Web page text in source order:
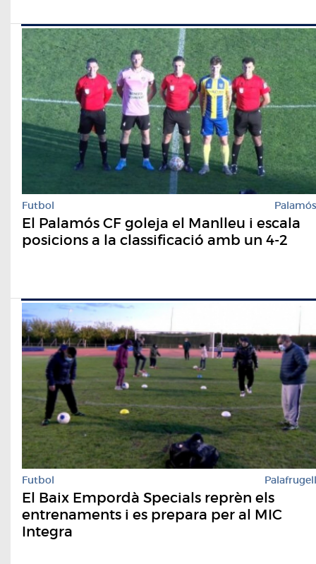
Futbol Palamós
El Palamós CF goleja el Manlleu i escala
posicions a la classificació amb un 4-2
Futbol Palafrugell
El Baix Empordà Specials reprèn els
entrenaments i es prepara per al MIC
Integra